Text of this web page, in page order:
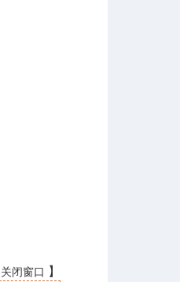
关闭窗口 】